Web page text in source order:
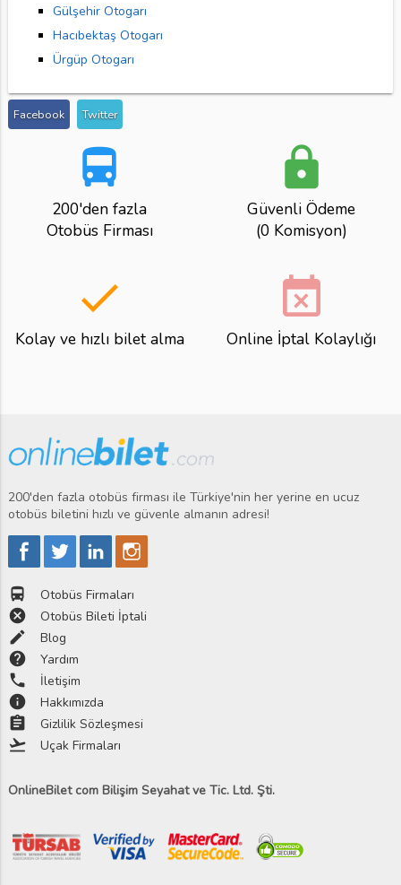
Gülşehir Otogarı
Hacıbektaş Otogarı
Ürgüp Otogarı
Facebook Twitter
directions_bus
200'den fazla
Otobüs Firması
lock
Güvenli Ödeme
(0 Komisyon)
done
Kolay ve hızlı bilet alma
event_busy
Online İptal Kolaylığı
200'den fazla otobüs firması ile Türkiye'nin her yerine en ucuz
otobüs biletini hızlı ve güvenle almanın adresi!
directions_bus Otobüs Firmaları
cancel Otobüs Bileti İptali
edit Blog
help Yardım
phone İletişim
info Hakkımızda
assignment Gizlilik Sözleşmesi
flight_takeoff Uçak Firmaları
OnlineBilet com Bilişim Seyahat ve Tic. Ltd. Şti.